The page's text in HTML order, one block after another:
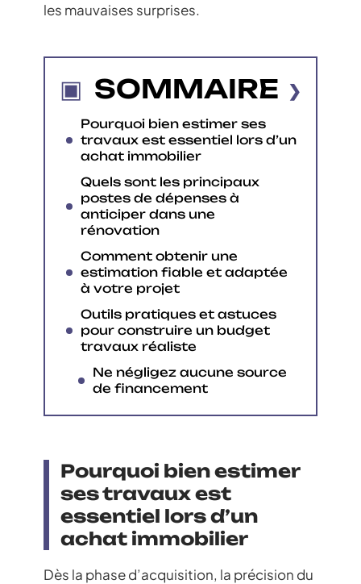
les mauvaises surprises.
SOMMAIRE
Pourquoi bien estimer ses
travaux est essentiel lors d’un
achat immobilier
Quels sont les principaux
postes de dépenses à
anticiper dans une
rénovation
Comment obtenir une
estimation fiable et adaptée
à votre projet
Outils pratiques et astuces
pour construire un budget
travaux réaliste
Ne négligez aucune source
de financement
Pourquoi bien estimer
ses travaux est
essentiel lors d’un
achat immobilier
Dès la phase d’acquisition, la précision du